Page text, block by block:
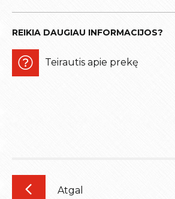
REIKIA DAUGIAU INFORMACIJOS?
Teirautis apie prekę
Atgal